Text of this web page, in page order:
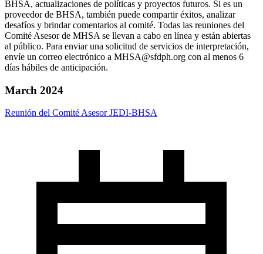
BHSA, actualizaciones de políticas y proyectos futuros. Si es un
proveedor de BHSA, también puede compartir éxitos, analizar
desafíos y brindar comentarios al comité. Todas las reuniones del
Comité Asesor de MHSA se llevan a cabo en línea y están abiertas
al público. Para enviar una solicitud de servicios de interpretación,
envíe un correo electrónico a MHSA@sfdph.org con al menos 6
días hábiles de anticipación.
March 2024
Reunión del Comité Asesor JEDI-BHSA